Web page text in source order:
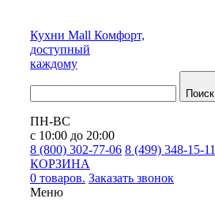
Кухни Mall Комфорт,
доступный
каждому
Поиск
ПН-ВС
с 10:00 до 20:00
8 (800) 302-77-06 8 (499) 348-15-11
КОРЗИНА
0 товаров. Заказать звонок
Меню